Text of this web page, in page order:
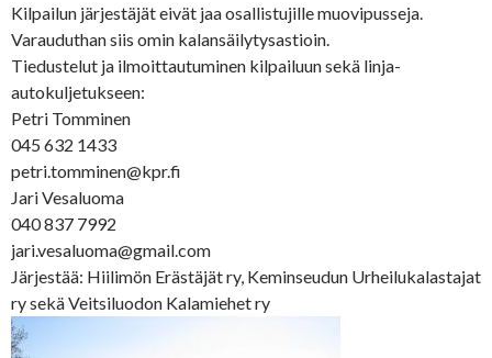
Kilpailun järjestäjät eivät jaa osallistujille muovipusseja.
Varauduthan siis omin kalansäilytysastioin.
Tiedustelut ja ilmoittautuminen kilpailuun sekä linja-
autokuljetukseen:
Petri Tomminen
045 632 1433
petri.tomminen@kpr.fi
Jari Vesaluoma
040 837 7992
jari.vesaluoma@gmail.com
Järjestää: Hiilimön Erästäjät ry, Keminseudun Urheilukalastajat
ry sekä Veitsiluodon Kalamiehet ry